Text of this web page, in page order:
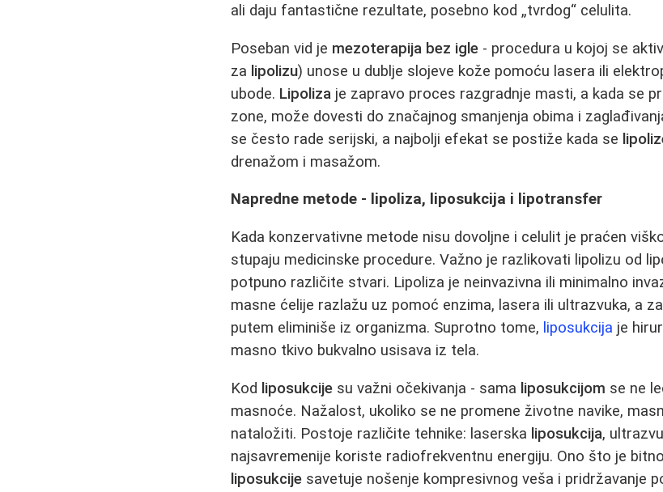
ali daju fantastične rezultate, posebno kod „tvrdog“ celulita.
Poseban vid je mezoterapija bez igle - procedura u kojoj se
za lipolizu) unose u dublje slojeve kože pomoću lasera ili
ubode. Lipoliza je zapravo proces razgradnje masti, a kada se
zone, može dovesti do značajnog smanjenja obima i
se često rade serijski, a najbolji efekat se postiže kada se
drenažom i masažom.
Napredne metode - lipoliza, liposukcija i lipotransfer
Kada konzervativne metode nisu dovoljne i celulit je praćen
stupaju medicinske procedure. Važno je razlikovati lipolizu od
potpuno različite stvari. Lipoliza je neinvazivna ili minimalno
masne ćelije razlažu uz pomoć enzima, lasera ili ultrazvuka, a
putem eliminiše iz organizma. Suprotno tome, liposukcija je
masno tkivo bukvalno usisava iz tela.
Kod liposukcije su važni očekivanja - sama liposukcijom se ne
masnoće. Nažalost, ukoliko se ne promene životne navike,
nataložiti. Postoje različite tehnike: laserska liposukcija,
najsavremenije koriste radiofrekventnu energiju. Ono što je
liposukcije savetuje nošenje kompresivnog veša i pridržavanje